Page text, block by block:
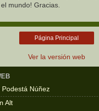
mundo! Gracias.
Página Principal
Ver la versión web
Núñez
Alt